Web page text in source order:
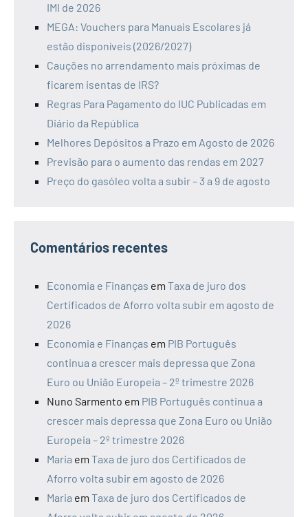
IMI de 2026
MEGA: Vouchers para Manuais Escolares já
estão disponíveis (2026/2027)
Cauções no arrendamento mais próximas de
ficarem isentas de IRS?
Regras Para Pagamento do IUC Publicadas em
Diário da República
Melhores Depósitos a Prazo em Agosto de 2026
Previsão para o aumento das rendas em 2027
Preço do gasóleo volta a subir – 3 a 9 de agosto
Comentários recentes
Economia e Finanças em Taxa de juro dos
Certificados de Aforro volta subir em agosto de
2026
Economia e Finanças em PIB Português
continua a crescer mais depressa que Zona
Euro ou União Europeia – 2º trimestre 2026
Nuno Sarmento em PIB Português continua a
crescer mais depressa que Zona Euro ou União
Europeia – 2º trimestre 2026
Maria em Taxa de juro dos Certificados de
Aforro volta subir em agosto de 2026
Maria em Taxa de juro dos Certificados de